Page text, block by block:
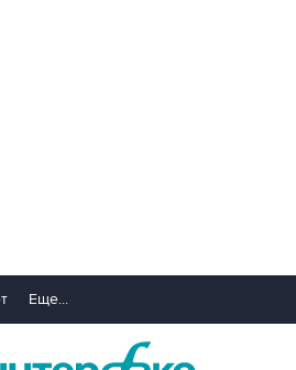
Еще...